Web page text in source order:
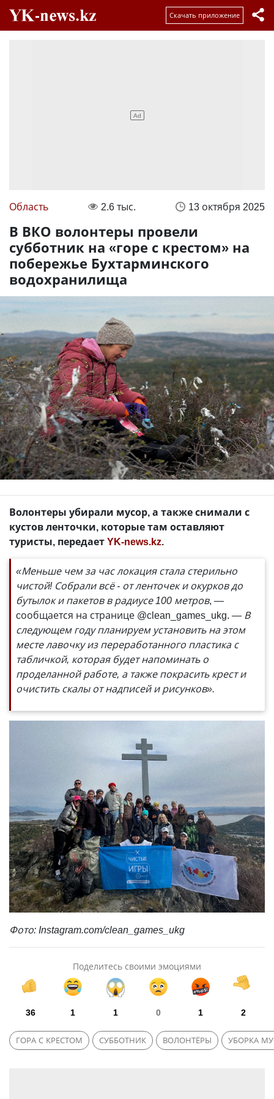
Скачать приложение
Область 2.6 тыс. 13 октября 2025
В ВКО волонтеры провели
субботник на «горе с крестом» на
побережье Бухтарминского
водохранилища
Волонтеры убирали мусор, а также снимали с
кустов ленточки, которые там оставляют
туристы, передаетYK-news.kz.
«Меньше чем за час локация стала стерильно
чистой! Собрали всё - от ленточек и окурков до
бутылок и пакетов в радиусе 100 метров, —
cообщается на странице @clean_games_ukg. — В
следующем году планируем установить на этом
месте лавочку из переработанного пластика с
табличкой, которая будет напоминать о
проделанной работе, а также покрасить крест и
очистить скалы от надписей и рисунков».
Фото: Instagram.com/clean_games_ukg
Поделитесь своими эмоциями
36 1 1 0 1 2
ГОРА С КРЕСТОМ СУББОТНИК ВОЛОНТЁРЫ УБОРКА